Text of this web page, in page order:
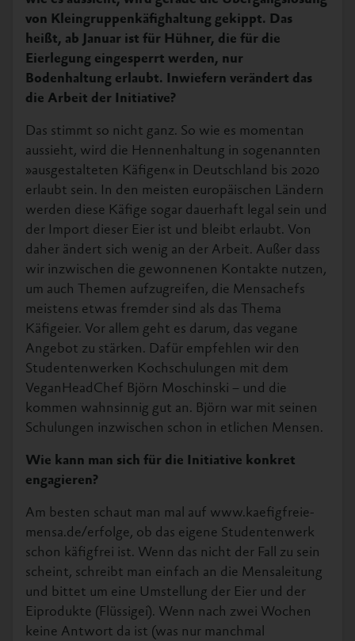
von Kleingruppenkäfighaltung gekippt. Das
heißt, ab Januar ist für Hühner, die für die
Eierlegung eingesperrt werden, nur
Bodenhaltung erlaubt. Inwiefern verändert das
die Arbeit der Initiative?
Das stimmt so nicht ganz. So wie es momentan
aussieht, wird die Hennenhaltung in sogenannten
»ausgestalteten Käfigen« in Deutschland bis 2020
erlaubt sein. In den meisten europäischen Ländern
werden diese Käfige sogar dauerhaft legal sein und
der Import dieser Eier ist und bleibt erlaubt. Von
daher ändert sich wenig an der Arbeit. Außer dass
wir inzwischen die gewonnenen Kontakte nutzen,
um auch Themen aufzugreifen, die Mensachefs
meistens etwas fremder sind als das Thema
Käfigeier. Vor allem geht es darum, das vegane
Angebot zu stärken. Dafür empfehlen wir den
Studentenwerken Kochschulungen mit dem
VeganHeadChef Björn Moschinski – und die
kommen wahnsinnig gut an. Björn war mit seinen
Schulungen inzwischen schon in etlichen Mensen.
Wie kann man sich für die Initiative konkret
engagieren?
Am besten schaut man mal auf www.kaefigfreie-
mensa.de/erfolge, ob das eigene Studentenwerk
schon käfigfrei ist. Wenn das nicht der Fall zu sein
scheint, schreibt man einfach an die Mensaleitung
und bittet um eine Umstellung der Eier und der
Eiprodukte (Flüssigei). Wenn nach zwei Wochen
keine Antwort da ist (was nur manchmal